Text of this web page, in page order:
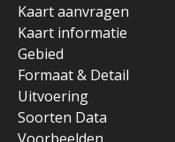
Kaart aanvragen
Kaart informatie
Gebied
Formaat & Detail
Uitvoering
Soorten Data